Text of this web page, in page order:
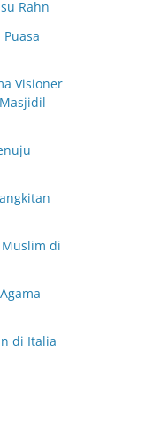
Rahn
Visioner
di
di Italia